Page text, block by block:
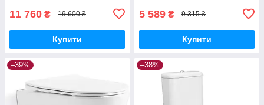
11 760 ₴ 19 600 ₴
Купити
5 589 ₴ 9 315 ₴
Купити
–39% –38%